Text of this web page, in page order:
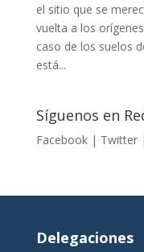
el sitio que se
vuelta a los
caso de los suelos
está...
Síguenos en
Facebook| Twitter|
Delegaciones